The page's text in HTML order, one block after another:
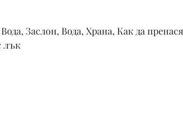
Заслон, Вода, Храна, Как да
лък